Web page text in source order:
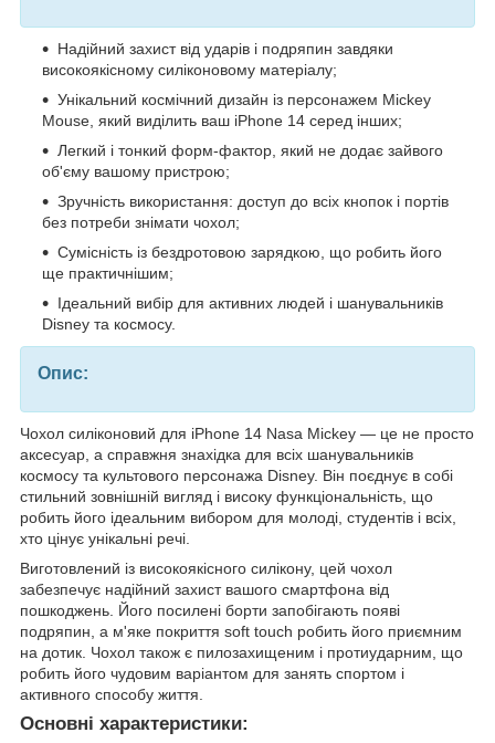
Надійний захист від ударів і подряпин завдяки
високоякісному силіконовому матеріалу;
Унікальний космічний дизайн із персонажем Mickey
Mouse, який виділить ваш iPhone 14 серед інших;
Легкий і тонкий форм-фактор, який не додає зайвого
об'єму вашому пристрою;
Зручність використання: доступ до всіх кнопок і портів
без потреби знімати чохол;
Сумісність із бездротовою зарядкою, що робить його
ще практичнішим;
Ідеальний вибір для активних людей і шанувальників
Disney та космосу.
Опис:
Чохол силіконовий для iPhone 14 Nasa Mickey — це не просто
аксесуар, а справжня знахідка для всіх шанувальників
космосу та культового персонажа Disney. Він поєднує в собі
стильний зовнішній вигляд і високу функціональність, що
робить його ідеальним вибором для молоді, студентів і всіх,
хто цінує унікальні речі.
Виготовлений із високоякісного силікону, цей чохол
забезпечує надійний захист вашого смартфона від
пошкоджень. Його посилені борти запобігають появі
подряпин, а м'яке покриття soft touch робить його приємним
на дотик. Чохол також є пилозахищеним і протиударним, що
робить його чудовим варіантом для занять спортом і
активного способу життя.
Основні характеристики: